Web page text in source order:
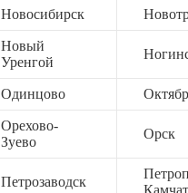
Новосибирск
Новый
Уренгой
Одинцово
Орехово-
Зуево
Орск
Петрозаводск